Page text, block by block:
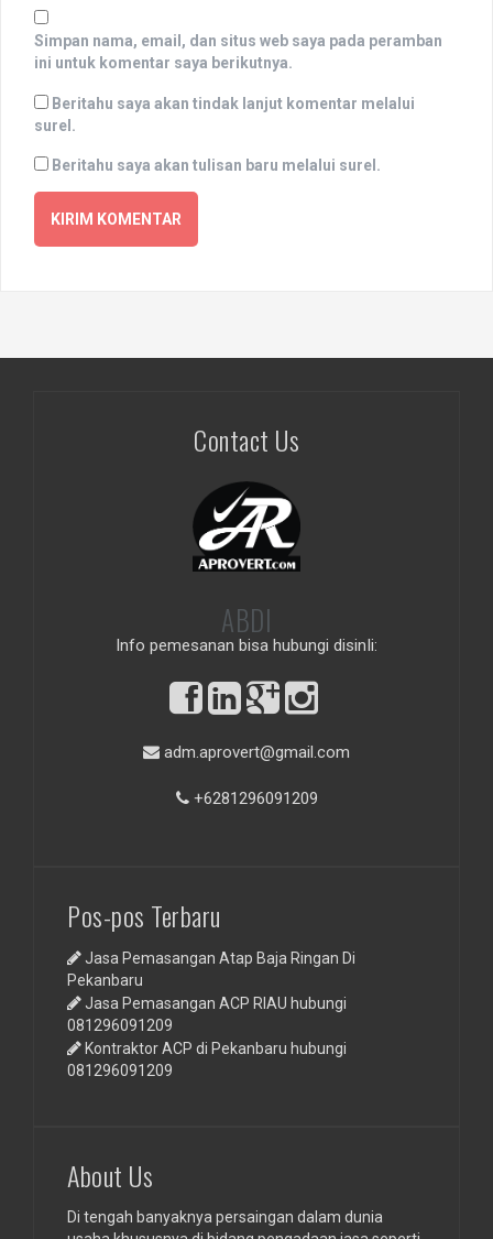
Simpan nama, email, dan situs web saya pada peramban
ini untuk komentar saya berikutnya.
Beritahu saya akan tindak lanjut komentar melalui
surel.
Beritahu saya akan tulisan baru melalui surel.
Contact Us
ABDI
Info pemesanan bisa hubungi disinIi:
adm.aprovert@gmail.com
+6281296091209
Pos-pos Terbaru
Jasa Pemasangan Atap Baja Ringan Di
Pekanbaru
Jasa Pemasangan ACP RIAU hubungi
081296091209
Kontraktor ACP di Pekanbaru hubungi
081296091209
About Us
Di tengah banyaknya persaingan dalam dunia